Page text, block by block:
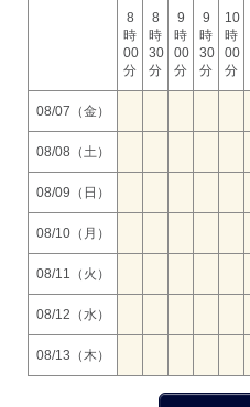
8
時
00
分
8
時
30
分
9
時
00
分
9
時
30
分
10
時
00
分
08/07（金）
08/08（土）
08/09（日）
08/10（月）
08/11（火）
08/12（水）
08/13（木）